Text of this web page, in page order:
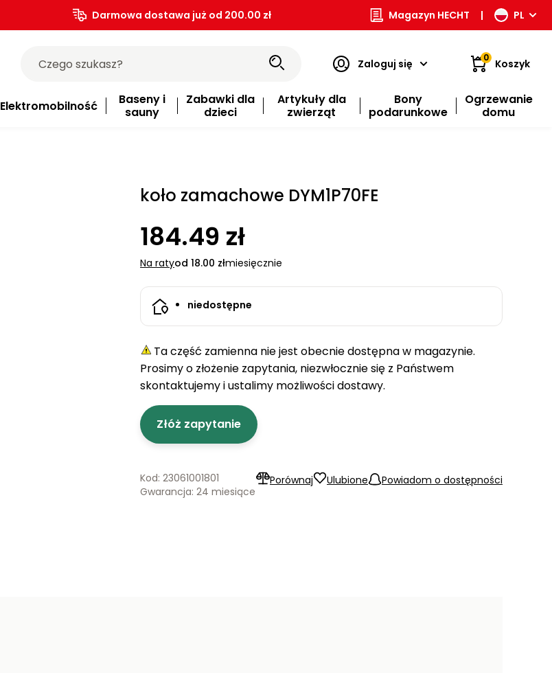
Darmowa dostawa już od 200.00 zł Magazyn HECHT | PL
Zaloguj się 0 Koszyk
Elektromobilność
Baseny i
sauny
Zabawki dla
dzieci
Artykuły dla
zwierząt
Bony
podarunkowe
Ogrzewanie
domu
koło zamachowe DYM1P70FE
184.49 zł
Na ratyod 18.00 złmiesięcznie
niedostępne
Ta część zamienna nie jest obecnie dostępna w magazynie.
Prosimy o złożenie zapytania, niezwłocznie się z Państwem
skontaktujemy i ustalimy możliwości dostawy.
Złóż zapytanie
Porównaj Ulubione Powiadom o dostępności
Kod: 23061001801
Gwarancja: 24 miesiące